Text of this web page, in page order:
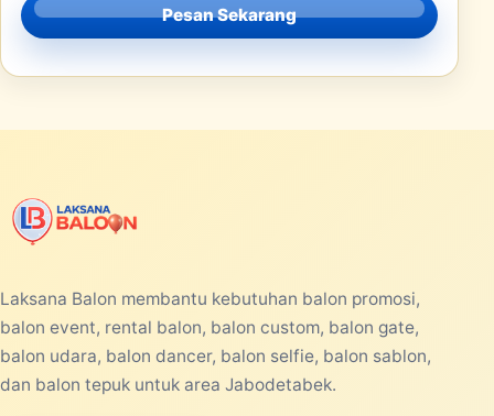
Pesan Sekarang
Laksana Balon membantu kebutuhan balon promosi,
balon event, rental balon, balon custom, balon gate,
balon udara, balon dancer, balon selfie, balon sablon,
dan balon tepuk untuk area Jabodetabek.